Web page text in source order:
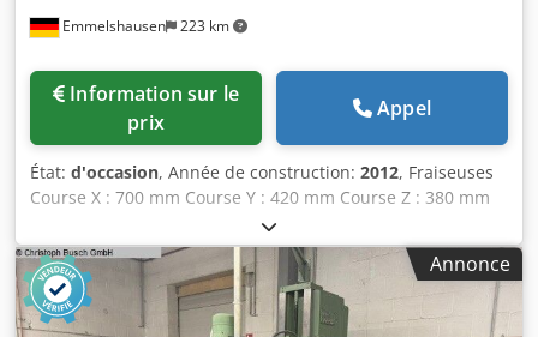
Emmelshausen 223 km
prix
Appel
État: d'occasion, Année de construction: 2012, Fraiseuses
Course X : 700 mm Course Y : 420 mm Course Z : 380 mm
Machine HSC Nombre d’axes : 3 Fraiseuse / centre
d’usinage Vitesse de broche : 24 000 tr/min Plage de
vitesses jusqu’à : 24 000 tr/min Changeur d’outils : 38
positions Puissance motrice : 20 kW Dwjdpfx Agjy Nxc
Nopsa 4ème axe intégré (TSUDAKOMA)
Annonce